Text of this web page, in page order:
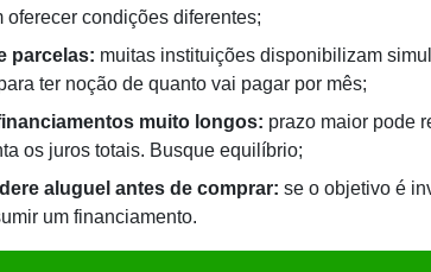
oferecer condições diferentes;
parcelas: muitas instituições disponibilizam
ter noção de quanto vai pagar por mês;
muito longos: prazo maior pode
os juros totais. Busque equilíbrio;
aluguel antes de comprar: se o objetivo é
um financiamento.